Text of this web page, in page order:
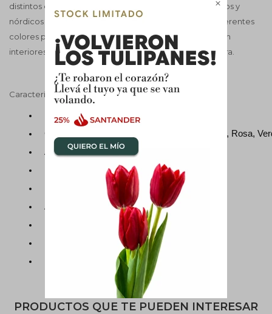

distintos estilos decorativos, desde ambientes modernos y
nórdicos hasta espacios minimalistas. Disponible en diferentes
colores para crear composiciones decorativas únicas en
interiores. No tiene drenaje e Incluye soporte de Madera.
Características técnicas
Material: Cerámica
Color: Blanco, Negro, Gris Claro, Gris Oscuro, Rosa,
Acabado: Mate
Forma: Cilíndrica
Uso recomendado: Plantas en general
Apta para: Interior o Exterior
Medidas maceta: 17 X 17 CM
Incluye soporte de madera.
PRODUCTOS QUE TE PUEDEN INTERESAR